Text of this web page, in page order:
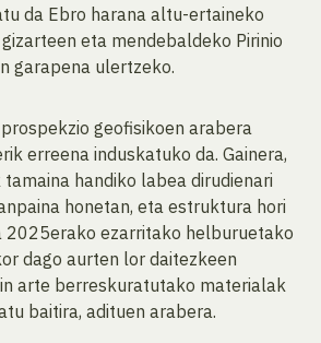
da Ebro harana altu-ertaineko
eta mendebaldeko Pirinio
garapena ulertzeko.
geofisikoen arabera
erreena induskatuko da. Gainera,
handiko labea dirudienari
honetan, eta estruktura hori
2025erako ezarritako helburuetako
dago aurten lor daitezkeen
arte berreskuratutako materialak
baitira, adituen arabera.